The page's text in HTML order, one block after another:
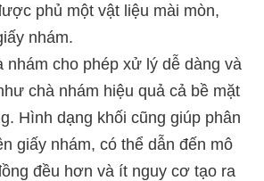
phủ một vật liệu mài mòn,
nhám.
nhám cho phép xử lý dễ dàng và
chà nhám hiệu quả cả bề mặt
Hình dạng khối cũng giúp phân
giấy nhám, có thể dẫn đến mô
đều hơn và ít nguy cơ tạo ra